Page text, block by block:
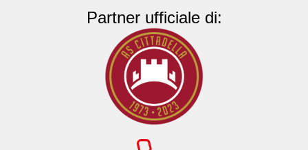
Partner ufficiale di: